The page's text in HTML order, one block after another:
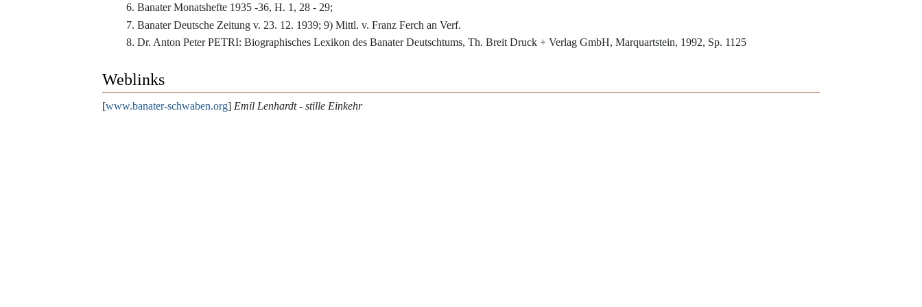
Banater Monatshefte 1935 -36, H. 1, 28 - 29;
Banater Deutsche Zeitung v. 23. 12. 1939; 9) Mittl. v. Franz Ferch an Verf.
Dr. Anton Peter PETRI: Biographisches Lexikon des Banater Deutschtums, Th. Breit Druck + Verlag GmbH, Marquartstein, 1992, Sp. 1125
Weblinks
[www.banater-schwaben.org] Emil Lenhardt - stille Einkehr